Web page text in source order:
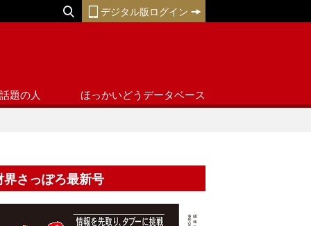
デジタル版ログイン
話題の人 ほっかいどうデータベース
界さっぽろ最新号